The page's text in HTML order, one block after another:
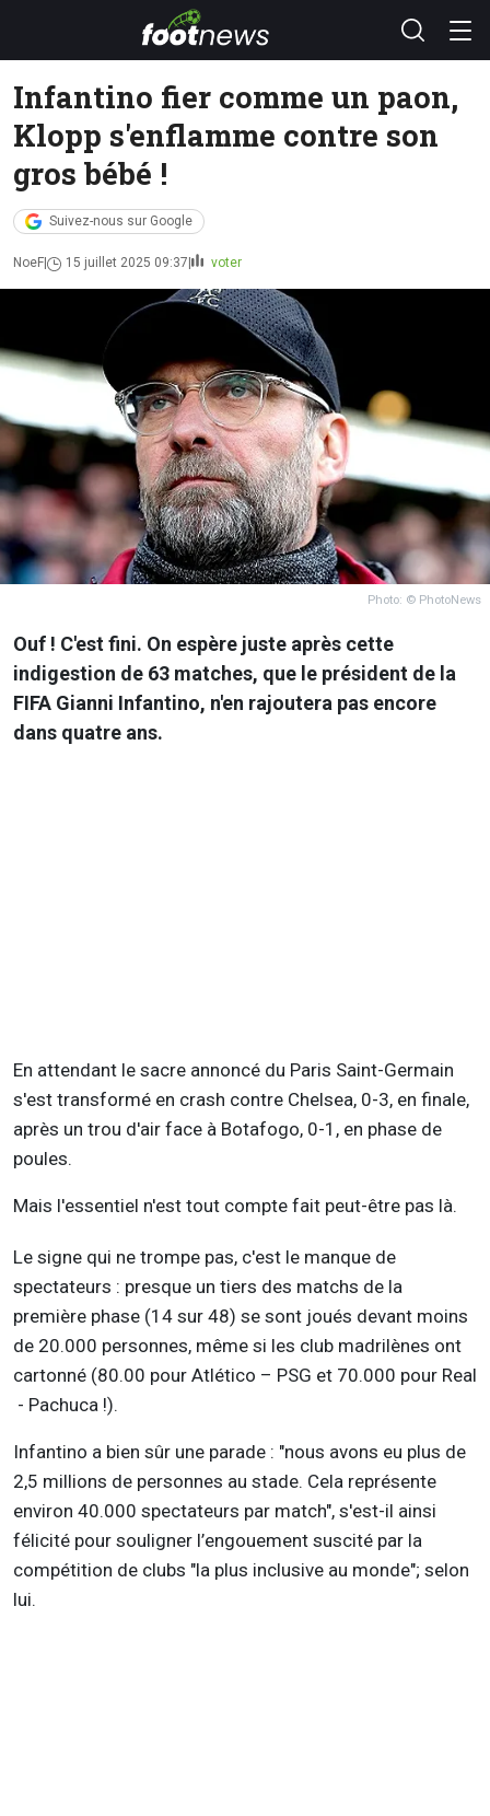
Infantino fier comme un paon,
Klopp s'enflamme contre son
gros bébé !
Suivez-nous sur Google
NoeF 15 juillet 2025 09:37 voter
Photo: © PhotoNews
Ouf ! C'est fini. On espère juste après cette
indigestion de 63 matches, que le président de la
FIFA Gianni Infantino, n'en rajoutera pas encore
dans quatre ans.
En attendant le sacre annoncé du Paris Saint-Germain
s'est transformé en crash contre Chelsea, 0-3, en finale,
après un trou d'air face à Botafogo, 0-1, en phase de
poules.
Mais l'essentiel n'est tout compte fait peut-être pas là.
Le signe qui ne trompe pas, c'est le manque de
spectateurs : presque un tiers des matchs de la
première phase (14 sur 48) se sont joués devant moins
de 20.000 personnes, même si les club madrilènes ont
cartonné (80.00 pour Atlético – PSG et 70.000 pour Real
- Pachuca !).
Infantino a bien sûr une parade : "nous avons eu plus de
2,5 millions de personnes au stade. Cela représente
environ 40.000 spectateurs par match", s'est-il ainsi
félicité pour souligner l’engouement suscité par la
compétition de clubs "la plus inclusive au monde"; selon
lui.